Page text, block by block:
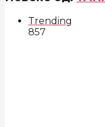
Trending
857